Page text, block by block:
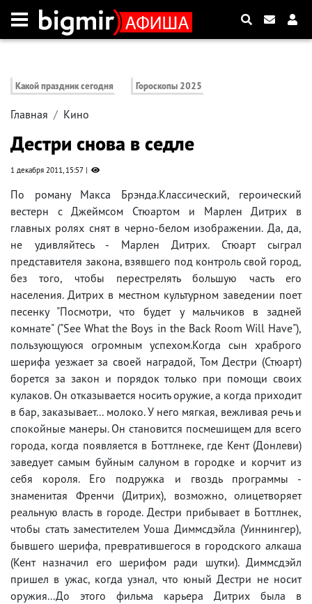
Какой праздник сегодня Гороскопы 2025
Главная Кино
Дестри снова в седле
1 декабря 2011, 15:57
По роману Макса Брэнда.Классический, героический
вестерн с Джеймсом Стюартом и Марлен Дитрих в
главных ролях снят в черно-белом изображении. Да, да,
не удивляйтесь - Марлен Дитрих. Стюарт сыграл
представителя закона, взявшего под контроль свой город,
без того, чтобы перестрелять большую часть его
населения. Дитрих в местном культурном заведении поет
песенку "Посмотри, что будет у мальчиков в задней
комнате" ("See What the Boys in the Back Room Will Have"),
пользующуюся огромным успехом.Когда сын храброго
шерифа уезжает за своей наградой, Том Дестри (Стюарт)
борется за закон и порядок только при помощи своих
кулаков. Он отказывается носить оружие, а когда приходит
в бар, заказывает... молоко. У него мягкая, вежливая речь и
спокойные манеры. Он становится посмешищем для всего
города, когда появляется в Боттлнеке, где Кент (Донлеви)
заведует самым буйным салуном в городке и корчит из
себя короля. Его подружка и гвоздь программы -
знаменитая Френчи (Дитрих), возможно, олицетворяет
реальную власть в городе. Дестри прибывает в Боттлнек,
чтобы стать заместителем Уоша Диммсдэйла (Уиннингер),
бывшего шерифа, превратившегося в городского алкаша
(Кент назначил его шерифом ради шутки). Диммсдэйл
пришел в ужас, когда узнал, что юный Дестри не носит
оружия...До этого фильма карьера Дитрих была в